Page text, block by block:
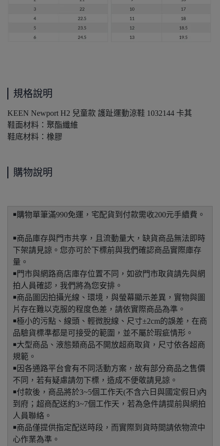
規格說明
KEEN Newport H2 兒童款 護趾運動涼鞋 1032144 卡其
鞋面材料：聚酯纖維
鞋底材料：橡膠
購物說明
￭購物單筆滿990免運，宅配貨到付款需收200元手續費。
￭商品庫存與門市共享，且流動量大，缺貨商品無法即時
下架請見諒。您亦可於下標前與我們確認商品實際庫存
量。
￭門市與網路商店庫存位置不同，如欲門市取貨請先與網
拍人員確認，我們將為您安排。
￭商品圖因拍攝光線、環境，與螢幕顯示差異，實物與圖
片存在難以克服的程度色差，請依實際商品為準。
￭極小的污點、線頭、輕微脫線、尺寸±2cm的誤差，在商
品驗貨標準都是可接受的範圍，並不屬於瑕疵情形。
￭大型商品、液態類商品不開放超商取貨，尺寸依各超商
規範。
￭因各通路平台會有不同活動方案，故有部分商品之售價
不同，若有疑慮請勿下標，造成不便敬請見諒。
￭付款後，商品將於3~5個工作天(不含六日與國定假日)內
到府；超商配送約3~7個工作天，若為急件請提前與網拍
人員聯絡。
￭商品僅提供指定配送時段，而實際到貨時間請依物流中
心作業為準。